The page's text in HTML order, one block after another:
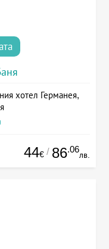
хотел Германея,
44€ / 86.06
лв.